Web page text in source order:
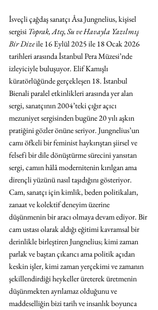
İsveçli çağdaş sanatçı Åsa Jungnelius, kişisel
sergisi Toprak, Ateş, Su ve Havayla Yazılmış
Bir Dize ile 16 Eylül 2025 ile 18 Ocak 2026
tarihleri arasında İstanbul Pera Müzesi’nde
izleyiciyle buluşuyor. Elif Kamışlı
küratörlüğünde gerçekleşen 18. İstanbul
Bienali paralel etkinlikleri arasında yer alan
sergi, sanatçının 2004’teki çığır açıcı
mezuniyet sergisinden bugüne 20 yılı aşkın
pratiğini gözler önüne seriyor. Jungnelius’un
camı öfkeli bir feminist haykırıştan şiirsel ve
felsefi bir dile dönüştürme sürecini yansıtan
sergi, camın hâlâ modernitenin kırılgan ama
dirençli yüzünü nasıl taşıdığını gösteriyor.
Cam, sanatçı için kimlik, beden politikaları,
zanaat ve kolektif deneyim üzerine
düşünmenin bir aracı olmaya devam ediyor. Bir
cam ustası olarak aldığı eğitimi kavramsal bir
derinlikle birleştiren Jungnelius; kimi zaman
parlak ve baştan çıkarıcı ama politik açıdan
keskin işler, kimi zaman yerçekimi ve zamanın
şekillendirdiği heykeller üreterek üretmenin
düşünmekten ayrılamaz olduğunu ve
maddeselliğin bizi tarih ve insanlık boyunca